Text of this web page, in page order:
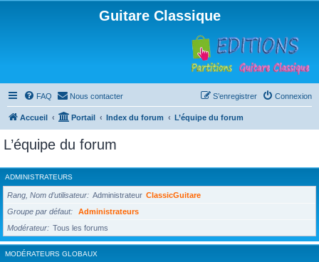
Guitare Classique
FAQ Nous contacter Connexion
S’enregistrer
Accueil Portail Index du forum L’équipe du forum
L’équipe du forum
ADMINISTRATEURS
Rang, Nom d’utilisateur Administrateur ClassicGuitare
Groupe par défaut
Administrateurs
Modérateur
Tous les forums
MODÉRATEURS GLOBAUX